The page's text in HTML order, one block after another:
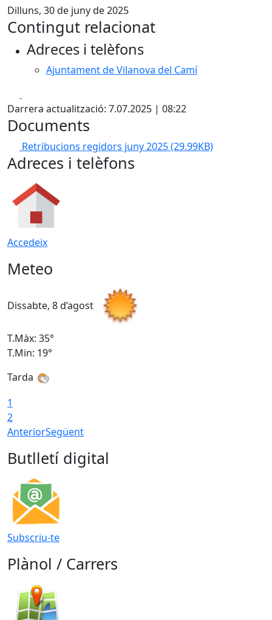
Dilluns, 30 de juny de 2025
Contingut relacionat
Adreces i telèfons
Ajuntament de Vilanova del Camí
Darrera actualització: 7.07.2025 | 08:22
Documents
Retribucions regidors juny 2025(29.99KB)
Adreces i telèfons
Accedeix
Meteo
Dissabte, 8 d’agost
T.Màx: 35°
T.Min: 19°
Tarda
1
2
AnteriorSegüent
Butlletí digital
Subscriu-te
Plànol / Carrers